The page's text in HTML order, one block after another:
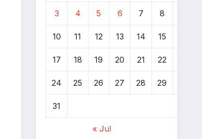
3 4 5 6 7 8
10 11 12 13 14 15
17 18 19 20 21 22
24 25 26 27 28 29
31
« Jul